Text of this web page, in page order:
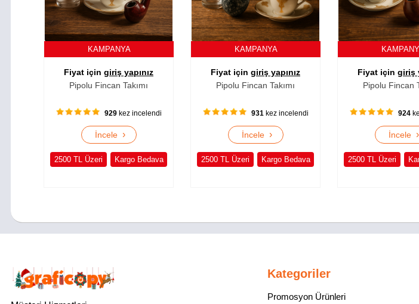
KAMPANYA
Fiyat için giriş yapınız
Pipolu Fincan Takımı
929kez incelendi
İncele ›
2500 TL Üzeri Kargo Bedava
KAMPANYA
Fiyat için giriş yapınız
Pipolu Fincan Takımı
931kez incelendi
İncele ›
2500 TL Üzeri Kargo Bedava
Fiyat için giriş
Pipolu Fincan
924
İncele ›
2500 TL Üzeri
Kategoriler
Promosyon Ürünleri